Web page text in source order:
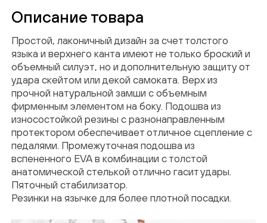
Описание товара
Простой, лаконичный дизайн за счет толстого
языка и верхнего канта имеют не только броский и
объемный силуэт, но и дополнительную защиту от
удара скейтом или декой самоката. Верх из
прочной натуральной замши с объемным
фирменным элементом на боку. Подошва из
износостойкой резины с разнонаправленным
протектором обеспечивает отличное сцепление с
педалями. Промежуточная подошва из
вспененного EVA в комбинации с толстой
анатомической стелькой отлично гасит удары.
Пяточный стабилизатор.
Резинки на язычке для более плотной посадки.
ПОДТВЕРЖДЕНИЕ
EMAIL
На указанный email был выслан код